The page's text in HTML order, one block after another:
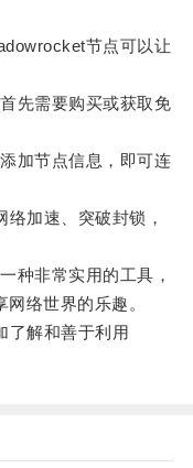
节点可以让
先需要购买或获取免
加节点信息，即可连
加速、突破封锁，
非常实用的工具，
络世界的乐趣。
解和善于利用